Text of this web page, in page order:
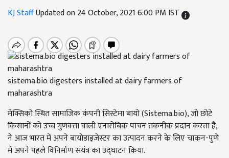
KJ StaffUpdated on 24 October, 2021 6:00 PM IST
sistema.bio digesters installed at dairy farmers of
maharashtra
मेक्सिको स्थित सामाजिक कंपनी सिस्टेमा बायो (Sistema.bio), जो छोटे
किसानों को उच्च गुणवत्ता वाली एनारोबिक पाचन तकनीक प्रदान करता है,
ने आज भारत में अपने बायोडाइजेस्टर का उत्पादन करने के लिए चाकन-पुणे
में अपने पहले विनिर्माण संयंत्र का उद्घाटन किया.